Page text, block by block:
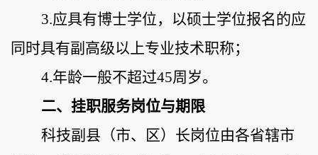
3.应具有博士学位， 以硕士学位报名的应
同时具有副高级以上专业技术职称；
4.年龄一般不超过45周岁。
二、挂职服务岗位与期限
科技副县（市、区）长岗位由各省辖市